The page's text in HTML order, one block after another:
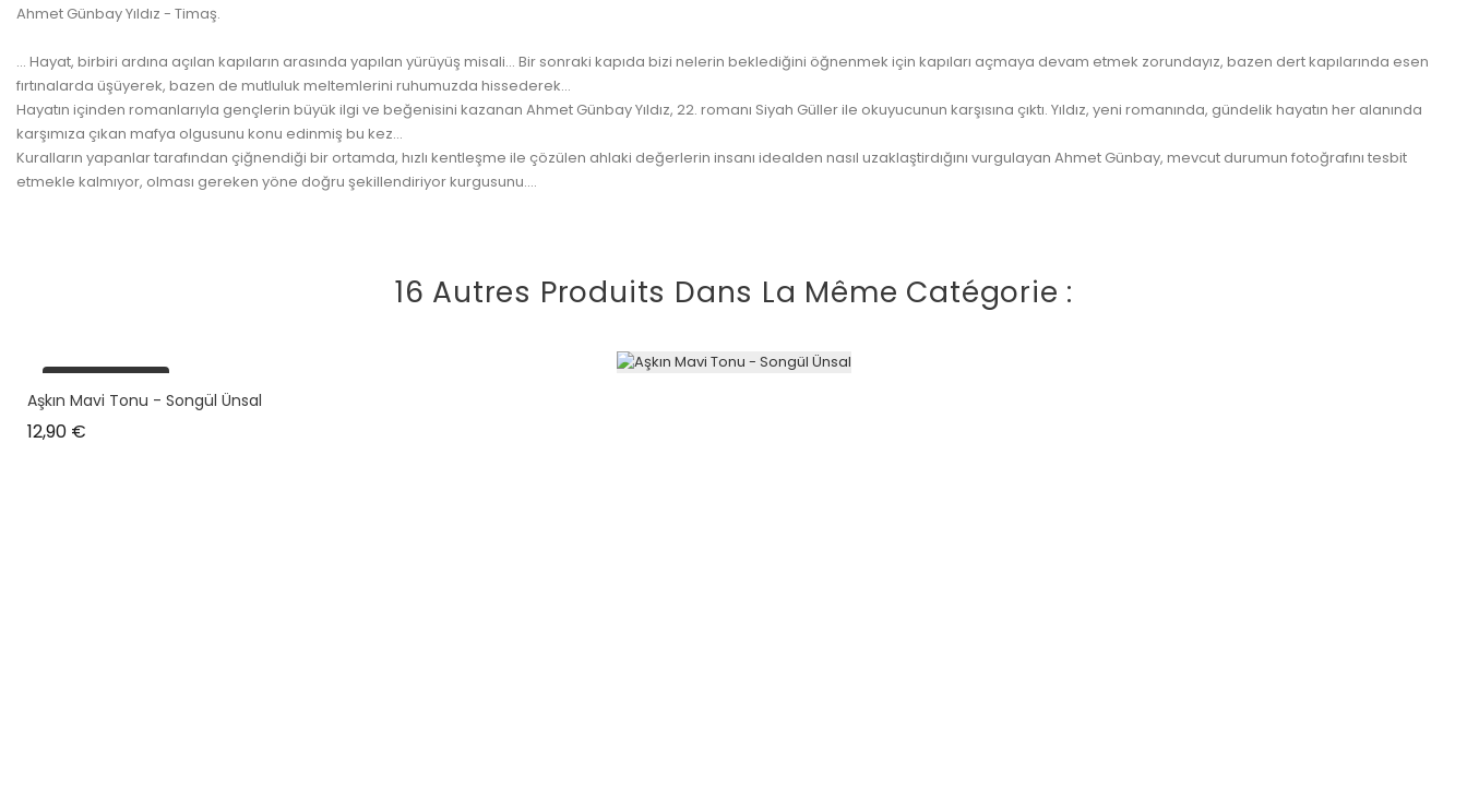
Ahmet Günbay Yıldız - Timaş.
... Hayat, birbiri ardına açılan kapıların arasında yapılan yürüyüş misali... Bir sonraki kapıda bizi nelerin beklediğini öğnenmek için kapıları açmaya devam etmek zorundayız, bazen dert kapılarında esen
fırtınalarda üşüyerek, bazen de mutluluk meltemlerini ruhumuzda hissederek...
Hayatın içinden romanlarıyla gençlerin büyük ilgi ve beğenisini kazanan Ahmet Günbay Yıldız, 22. romanı Siyah Güller ile okuyucunun karşısına çıktı. Yıldız, yeni romanında, gündelik hayatın her alanında
karşımıza çıkan mafya olgusunu konu edinmiş bu kez...
Kuralların yapanlar tarafından çiğnendiği bir ortamda, hızlı kentleşme ile çözülen ahlaki değerlerin insanı idealden nasıl uzaklaştirdığını vurgulayan Ahmet Günbay, mevcut durumun fotoğrafını tesbit
etmekle kalmıyor, olması gereken yöne doğru şekillendiriyor kurgusunu....
16 Autres Produits Dans La Même Catégorie :
plus en stock
Aşkın Mavi Tonu - Songül Ünsal
12,90 €